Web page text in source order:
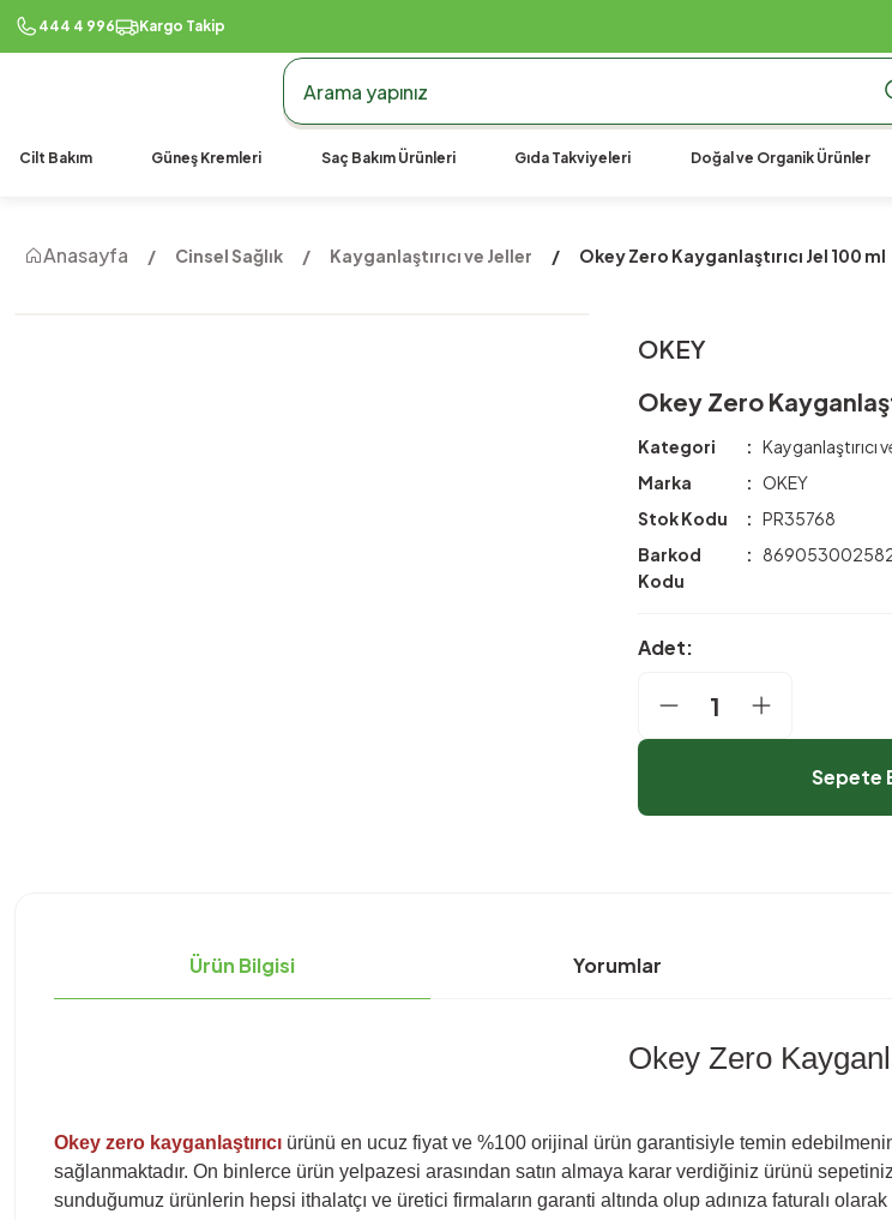
444 4 996 Kargo Takip
990 TL Üzeri Ücretsiz Kargo990 TL Üzeri
Cilt Bakım Güneş Kremleri Saç Bakım Ürünleri Gıda Takviyeleri Doğal ve Organik Ürünler
Anasayfa Cinsel Sağlık Kayganlaştırıcı ve Jeller Okey Zero Kayganlaştırıcı Jel 100 ml
OKEY
Okey Zero
Kategori
Kayganlaştırıcı
Marka
OKEY
Stok Kodu
PR35768
Barkod
Kodu
Adet:
Sepete
Ürün Bilgisi Yorumlar
Okey Zero
Okey zero kayganlaştırıcı ürünü en ucuz fiyat ve %100 orijinal ürün garantisiyle temin
sağlanmaktadır. On binlerce ürün yelpazesi arasından satın almaya karar verdiğiniz ürünü
sunduğumuz ürünlerin hepsi ithalatçı ve üretici firmaların garanti altında olup adınıza faturalı